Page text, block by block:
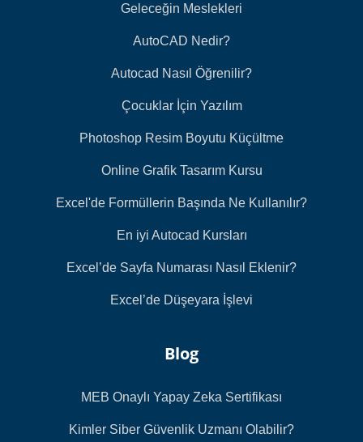
Geleceğin Meslekleri
AutoCAD Nedir?
Autocad Nasıl Öğrenilir?
Çocuklar İçin Yazılım
Photoshop Resim Boyutu Küçültme
Online Grafik Tasarım Kursu
Excel'de Formüllerin Başında Ne Kullanılır?
En iyi Autocad Kursları
Excel’de Sayfa Numarası Nasıl Eklenir?
Excel’de Düşeyara İşlevi
Blog
MEB Onaylı Yapay Zeka Sertifikası
Kimler Siber Güvenlik Uzmanı Olabilir?